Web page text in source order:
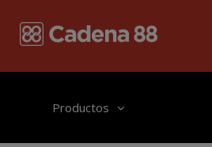
Productos